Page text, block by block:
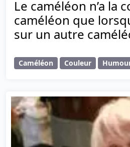
Le caméléon n’a la
caméléon que
sur un autre
Caméléon Couleur